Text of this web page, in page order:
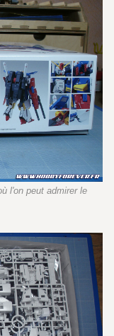
l'on peut admirer le